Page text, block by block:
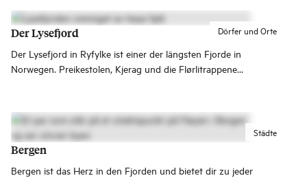
Dörfer und Orte
Der Lysefjord
Der Lysefjord in Ryfylke ist einer der längsten Fjorde in
Norwegen. Preikestolen, Kjerag und die Flørlitrappene
Ausflüge.
Städte
Bergen
Bergen ist das Herz in den Fjorden und bietet dir zu jeder